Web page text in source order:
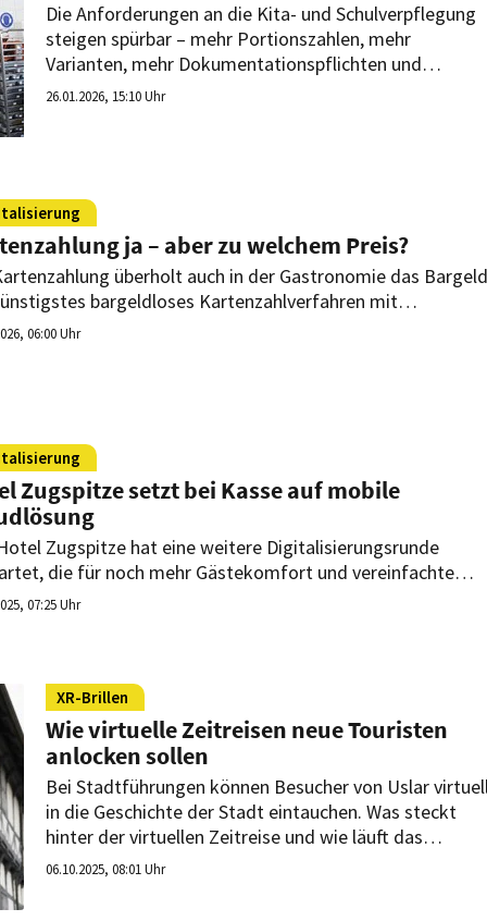
Die Anforderungen an die Kita- und Schulverpflegung
steigen spürbar – mehr Portionszahlen, mehr
Varianten, mehr Dokumentationspflichten und
gleichzeitig der politische Fokus auf funktionierende
Mehrwegprozess.
26.01.2026, 15:10 Uhr
ja – aber zu welchem Preis?
überholt auch in der Gastronomie das
bargeldloses Kartenzahlverfahren mit
bietet die girocard dabei echte Kostenvorteile.
06:00 Uhr
Zugspitze setzt bei Kasse auf mobile
Zugspitze hat eine weitere Digitalisierungsrunde
die für noch mehr Gästekomfort und vereinfachte
Abläufe sorgen soll.
07:25 Uhr
XR-Brillen
Wie virtuelle Zeitreisen neue Touristen
anlocken sollen
Bei Stadtführungen können Besucher von Uslar
in die Geschichte der Stadt eintauchen. Was steckt
hinter der virtuellen Zeitreise und wie läuft das
Abenteuer ab?
06.10.2025, 08:01 Uhr